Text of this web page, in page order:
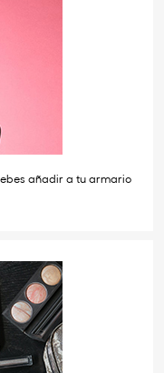
añadir a tu armario